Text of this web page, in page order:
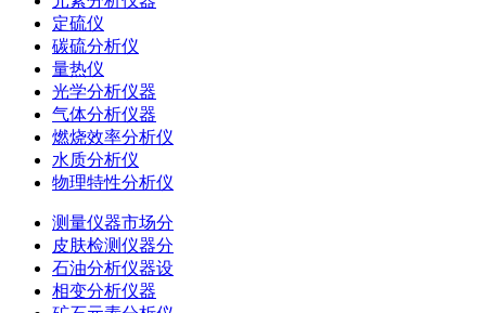
定硫仪
碳硫分析仪
量热仪
光学分析仪器
气体分析仪器
燃烧效率分析仪
水质分析仪
物理特性分析仪
测量仪器市场分
皮肤检测仪器分
石油分析仪器设
相变分析仪器